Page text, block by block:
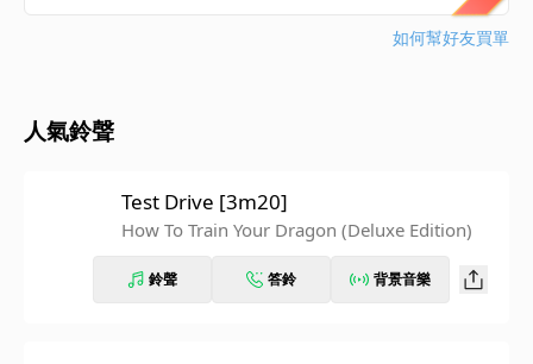
如何幫好友買單
人氣鈴聲
Test Drive [3m20]
How To Train Your Dragon (Deluxe Edition)
鈴聲 答鈴 背景音樂